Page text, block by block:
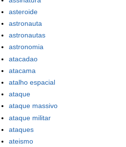
asteroide
astronauta
astronautas
astronomia
atacadao
atacama
atalho espacial
ataque
ataque massivo
ataque militar
ataques
ateismo